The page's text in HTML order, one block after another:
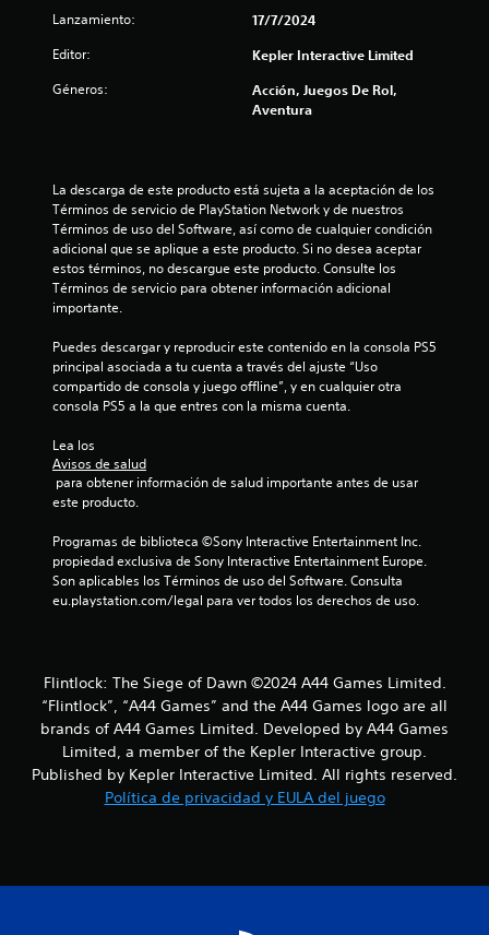
7
l
i
f
c
a
o
n
e
Lanzamiento: 17/7/2024
Editor: Kepler Interactive Limited
Géneros:
Acción, Juegos De Rol,
Aventura
La descarga de este producto está sujeta a la aceptación de los
Términos de servicio de PlayStation Network y de nuestros
Términos de uso del Software, así como de cualquier condición
adicional que se aplique a este producto. Si no desea aceptar
estos términos, no descargue este producto. Consulte los
Términos de servicio para obtener información adicional
importante.
Puedes descargar y reproducir este contenido en la consola PS5
principal asociada a tu cuenta a través del ajuste “Uso
compartido de consola y juego offline”, y en cualquier otra
consola PS5 a la que entres con la misma cuenta.
Lea los
Avisos de salud
este producto.
Programas de biblioteca ©Sony Interactive Entertainment Inc.
propiedad exclusiva de Sony Interactive Entertainment Europe.
Son aplicables los Términos de uso del Software. Consulta
eu.playstation.com/legal para ver todos los derechos de uso.
Flintlock: The Siege of Dawn ©2024 A44 Games Limited.
“Flintlock”, “A44 Games” and the A44 Games logo are all
brands of A44 Games Limited. Developed by A44 Games
Limited, a member of the Kepler Interactive group.
Published by Kepler Interactive Limited. All rights reserved.
Política de privacidad y EULA del juego